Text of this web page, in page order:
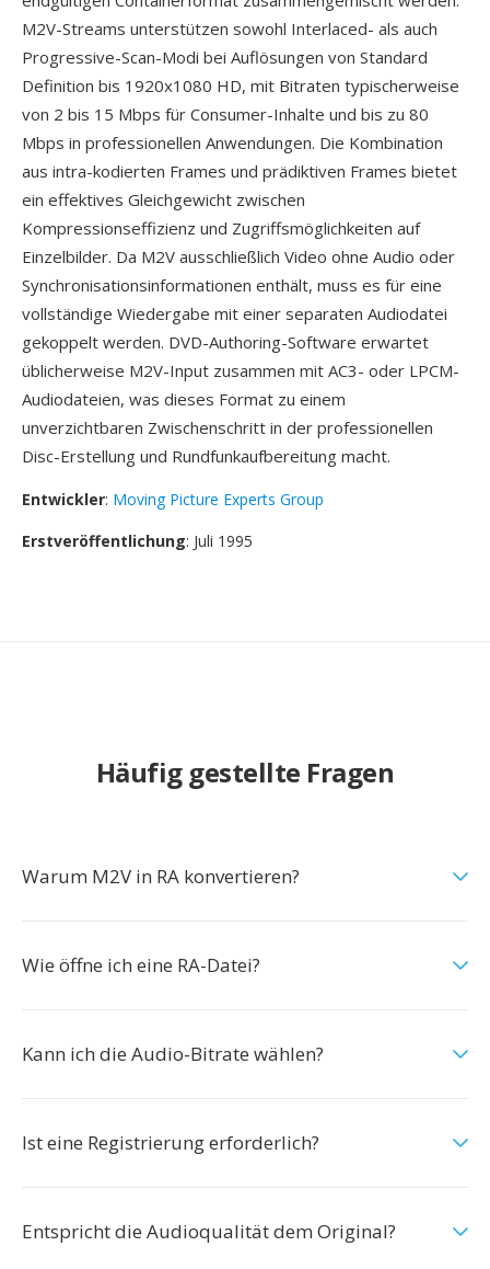
M2V-Streams unterstützen sowohl Interlaced- als auch
Progressive-Scan-Modi bei Auflösungen von Standard
Definition bis 1920x1080 HD, mit Bitraten typischerweise
von 2 bis 15 Mbps für Consumer-Inhalte und bis zu 80
Mbps in professionellen Anwendungen. Die Kombination
aus intra-kodierten Frames und prädiktiven Frames bietet
ein effektives Gleichgewicht zwischen
Kompressionseffizienz und Zugriffsmöglichkeiten auf
Einzelbilder. Da M2V ausschließlich Video ohne Audio oder
Synchronisationsinformationen enthält, muss es für eine
vollständige Wiedergabe mit einer separaten Audiodatei
gekoppelt werden. DVD-Authoring-Software erwartet
üblicherweise M2V-Input zusammen mit AC3- oder LPCM-
Audiodateien, was dieses Format zu einem
unverzichtbaren Zwischenschritt in der professionellen
Disc-Erstellung und Rundfunkaufbereitung macht.
Entwickler: Moving Picture Experts Group
Erstveröffentlichung: Juli 1995
Häufig gestellte Fragen
Warum M2V in RA konvertieren?
Wie öffne ich eine RA-Datei?
Kann ich die Audio-Bitrate wählen?
Ist eine Registrierung erforderlich?
Entspricht die Audioqualität dem Original?